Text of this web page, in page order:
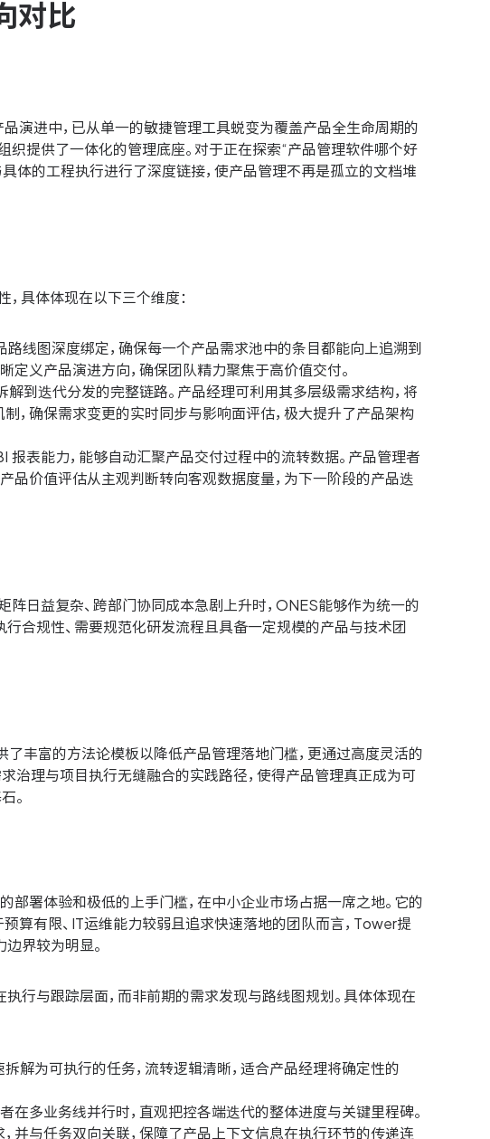
对比
演进中，已从单一的敏捷管理工具蜕变为覆盖产品全生命周期的
织提供了一体化的管理底座。对于正在探索“产品管理软件哪个好
体的工程执行进行了深度链接，使产品管理不再是孤立的文档堆
具体体现在以下三个维度：
线图深度绑定，确保每一个产品需求池中的条目都能向上追溯到
定义产品演进方向，确保团队精力聚焦于高价值交付。
解到迭代分发的完整链路。产品经理可利用其多层级需求结构，将
，确保需求变更的实时同步与影响面评估，极大提升了产品架构
表能力，能够自动汇聚产品交付过程中的流转数据。产品管理者
品价值评估从主观判断转向客观数据度量，为下一阶段的产品迭
日益复杂、跨部门协同成本急剧上升时，ONES能够作为统一的
合规性、需要规范化研发流程且具备一定规模的产品与技术团
丰富的方法论模板以降低产品管理落地门槛，更通过高度灵活的
治理与项目执行无缝融合的实践路径，使得产品管理真正成为可
。
部署体验和极低的上手门槛，在中小企业市场占据一席之地。它的
算有限、IT运维能力较弱且追求快速落地的团队而言，Tower提
界较为明显。
行与跟踪层面，而非前期的需求发现与路线图规划。具体体现在
解为可执行的任务，流转逻辑清晰，适合产品经理将确定性的
在多业务线并行时，直观把控各端迭代的整体进度与关键里程碑。
并与任务双向关联，保障了产品上下文信息在执行环节的传递连